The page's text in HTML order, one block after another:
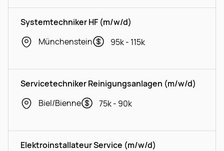
Systemtechniker HF (m/w/d)
Münchenstein
95k - 115k
Servicetechniker Reinigungsanlagen (m/w/d)
Biel/Bienne
75k - 90k
Elektroinstallateur Service (m/w/d)